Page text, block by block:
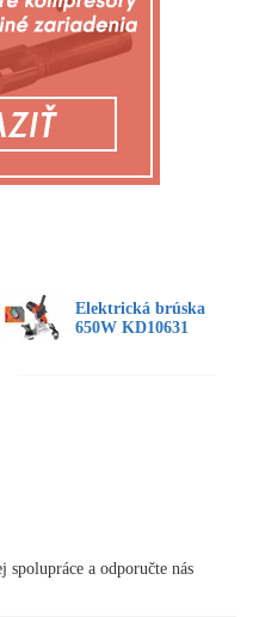
Elektrická brúska
650W KD10631
spolupráce a odporučte nás